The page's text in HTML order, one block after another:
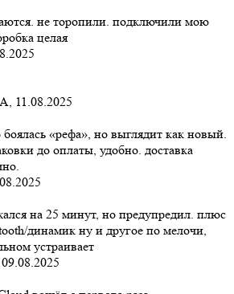
не торопили. подключили мою
целая
, 11.08.2025
«рефа», но выглядит как новый.
до оплаты, удобно. доставка
на 25 минут, но предупредил. плюс
динамик ну и другое по мелочи,
устраивает
09.08.2025